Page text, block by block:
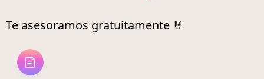
Te asesoramos gratuitamente 🤘